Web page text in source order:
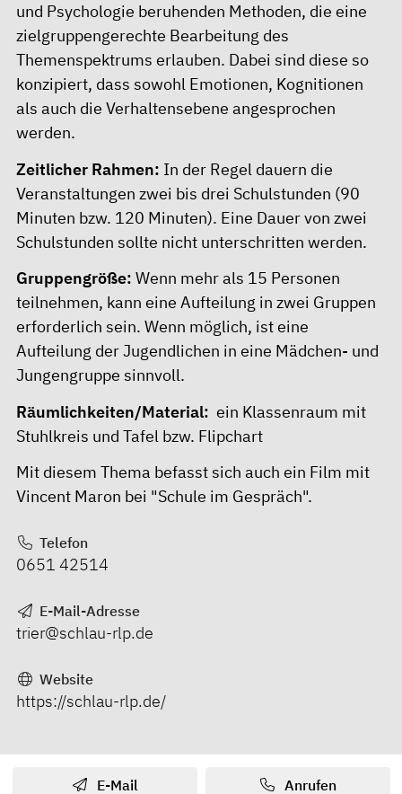
und Psychologie beruhenden Methoden, die eine
zielgruppengerechte Bearbeitung des
Themenspektrums erlauben. Dabei sind diese so
konzipiert, dass sowohl Emotionen, Kognitionen
als auch die Verhaltensebene angesprochen
werden.
Zeitlicher Rahmen: In der Regel dauern die
Veranstaltungen zwei bis drei Schulstunden (90
Minuten bzw. 120 Minuten). Eine Dauer von zwei
Schulstunden sollte nicht unterschritten werden.
Gruppengröße: Wenn mehr als 15 Personen
teilnehmen, kann eine Aufteilung in zwei Gruppen
erforderlich sein. Wenn möglich, ist eine
Aufteilung der Jugendlichen in eine Mädchen- und
Jungengruppe sinnvoll.
Räumlichkeiten/Material: ein Klassenraum mit
Stuhlkreis und Tafel bzw. Flipchart
Mit diesem Thema befasst sich auch ein Film mit
Vincent Maron bei "Schule im Gespräch".
Telefon
0651 42514
E-Mail-Adresse
trier@schlau-rlp.de
Website
https://schlau-rlp.de/
E-Mail Anrufen